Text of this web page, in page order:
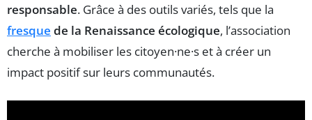
responsable. Grâce à des outils variés, tels que la
fresque de la Renaissance écologique, l’association
cherche à mobiliser les citoyen·ne·s et à créer un
impact positif sur leurs communautés.